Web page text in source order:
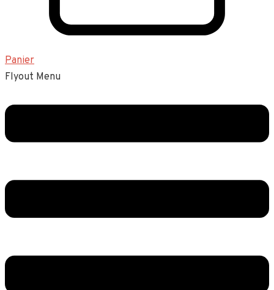
Panier
Flyout Menu